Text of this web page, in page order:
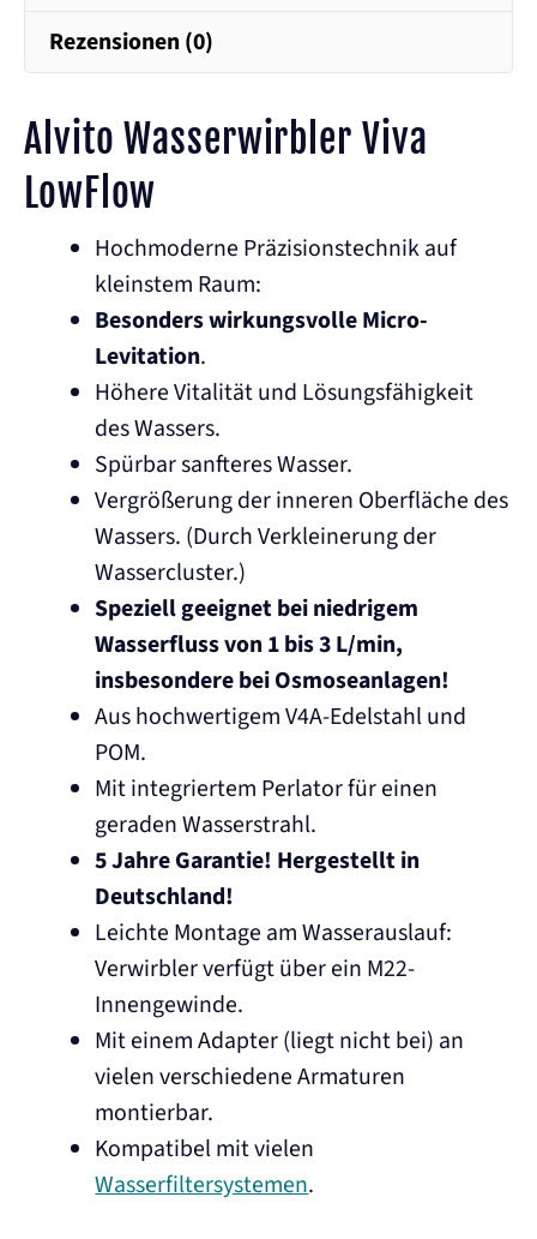
Rezensionen (0)
Alvito Wasserwirbler Viva
LowFlow
Hochmoderne Präzisionstechnik auf
kleinstem Raum:
Besonders wirkungsvolle Micro-
Levitation.
Höhere Vitalität und Lösungsfähigkeit
des Wassers.
Spürbar sanfteres Wasser.
Vergrößerung der inneren Oberfläche des
Wassers. (Durch Verkleinerung der
Wassercluster.)
Speziell geeignet bei niedrigem
Wasserfluss von 1 bis 3 L/min,
insbesondere bei Osmoseanlagen!
Aus hochwertigem V4A-Edelstahl und
POM.
Mit integriertem Perlator für einen
geraden Wasserstrahl.
5 Jahre Garantie! Hergestellt in
Deutschland!
Leichte Montage am Wasserauslauf:
Verwirbler verfügt über ein M22-
Innengewinde.
Mit einem Adapter (liegt nicht bei) an
vielen verschiedene Armaturen
montierbar.
Kompatibel mit vielen
Wasserfiltersystemen.